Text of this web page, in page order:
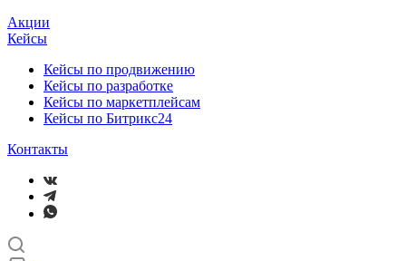
Акции
Кейсы
Кейсы по продвижению
Кейсы по разработке
Кейсы по маркетплейсам
Кейсы по Битрикс24
Контакты